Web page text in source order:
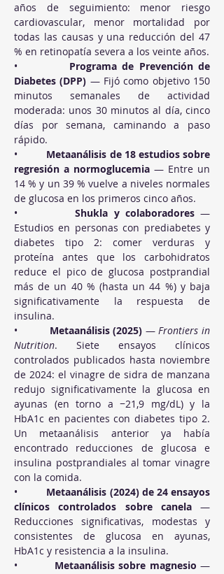
años de seguimiento: menor riesgo
cardiovascular, menor mortalidad por
todas las causas y una reducción del 47
% en retinopatía severa a los veinte años.
• Programa de Prevención de
Diabetes (DPP) — Fijó como objetivo 150
minutos semanales de actividad
moderada: unos 30 minutos al día, cinco
días por semana, caminando a paso
rápido.
• Metaanálisis de 18 estudios sobre
regresión a normoglucemia — Entre un
14 % y un 39 % vuelve a niveles normales
de glucosa en los primeros cinco años.
• Shukla y colaboradores —
Estudios en personas con prediabetes y
diabetes tipo 2: comer verduras y
proteína antes que los carbohidratos
reduce el pico de glucosa postprandial
más de un 40 % (hasta un 44 %) y baja
significativamente la respuesta de
insulina.
• Metaanálisis (2025) — Frontiers in
Nutrition. Siete ensayos clínicos
controlados publicados hasta noviembre
de 2024: el vinagre de sidra de manzana
redujo significativamente la glucosa en
ayunas (en torno a −21,9 mg/dL) y la
HbA1c en pacientes con diabetes tipo 2.
Un metaanálisis anterior ya había
encontrado reducciones de glucosa e
insulina postprandiales al tomar vinagre
con la comida.
• Metaanálisis (2024) de 24 ensayos
clínicos controlados sobre canela —
Reducciones significativas, modestas y
consistentes de glucosa en ayunas,
HbA1c y resistencia a la insulina.
• Metaanálisis sobre magnesio —